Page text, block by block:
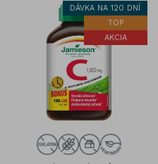
DÁVKA NA 120 DNÍ
TOP
AKCIA